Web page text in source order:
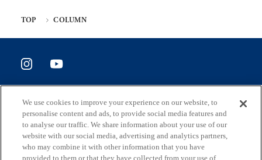
TOP COLUMN
ホームページ評価アンケート
We use cookies to improve your experience on our website, to
personalise content and ads, to provide social media features and
to analyse our traffic. We share information about your use of our
website with our social media, advertising and analytics partners,
who may combine it with other information that you have
provided to them or that they have collected from your use of